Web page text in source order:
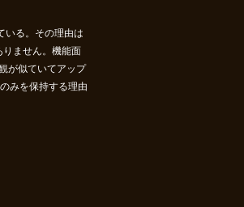
いる。その理由は
ません。機能面
が似ていてアップ
みを保持する理由